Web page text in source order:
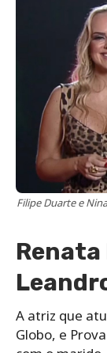
Filipe Duarte e
Renata
A atriz que
Globo, e